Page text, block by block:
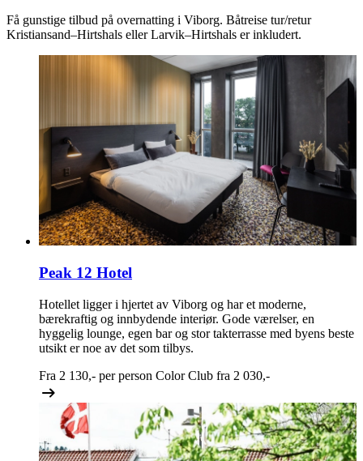
Få gunstige tilbud på overnatting i Viborg. Båtreise tur/retur
Kristiansand–Hirtshals eller Larvik–Hirtshals er inkludert.
Peak 12 Hotel
Hotellet ligger i hjertet av Viborg og har et moderne,
bærekraftig og innbydende interiør. Gode værelser, en
hyggelig lounge, egen bar og stor takterrasse med byens beste
utsikt er noe av det som tilbys.
Fra 2 130,- per person Color Club fra 2 030,-